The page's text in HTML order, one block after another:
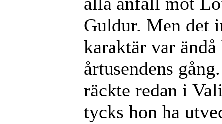
Guldur. Men det
karaktär var
årtusendens
räckte redan i
tycks hon ha